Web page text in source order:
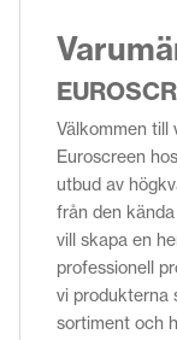
Välkommen
Euroscreen
utbud av
från den
vill skapa en
professionell
vi produkterna
sortiment och